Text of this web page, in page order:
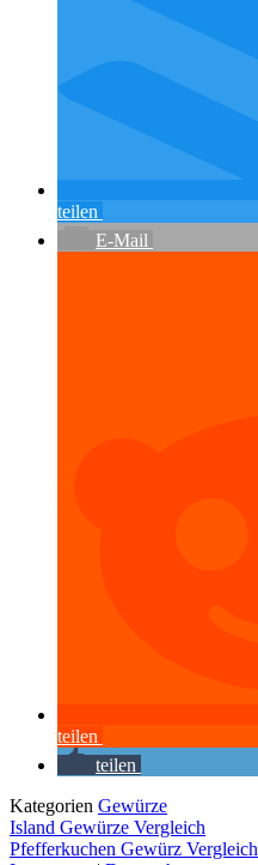
teilen
E-Mail
teilen
teilen
Kategorien Gewürze
Island Gewürze Vergleich
Pfefferkuchen Gewürz Vergleich